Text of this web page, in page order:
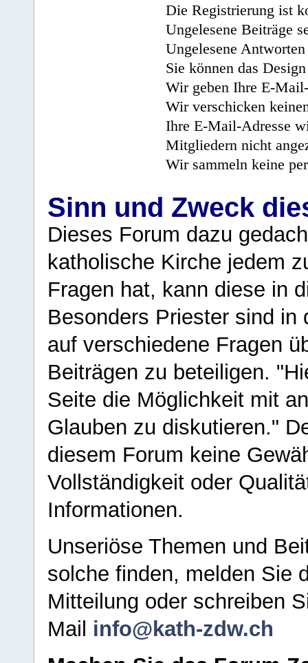
Die Registrierung ist
Ungelesene Beiträge
Ungelesene
Sie können das
Wir geben Ihre E-
Wir verschicken
Ihre E-Mail-Adresse
Mitgliedern nicht
Wir sammeln keine
Sinn und Zweck
Dieses Forum dazu
katholische Kirche jedem
Fragen hat, kann diese in
Besonders Priester sind in
auf verschiedene Fragen
Beiträgen zu beteiligen.
Seite die Möglichkeit mit
Glauben zu diskutieren."
diesem Forum keine
Vollständigkeit oder
Informationen.
Unseriöse Themen und
solche finden, melden Sie
Mitteilung oder schreiben
Mail info@kath-zdw.ch